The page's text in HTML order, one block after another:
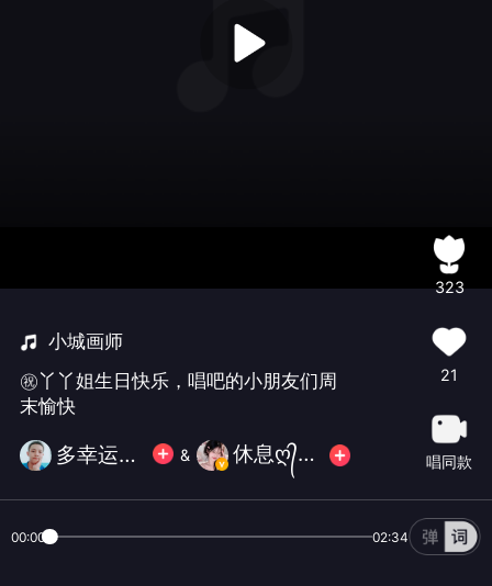
小城画师
㊗️丫丫姐生日快乐，唱吧的小朋友们周
末愉快
多幸运999🐵 & 休息ღ᭄暄儿💞
323
21
唱同款
00:00 02:34